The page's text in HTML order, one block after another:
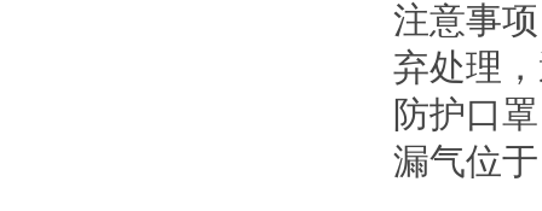
注意事
弃处理
防护口
漏气位